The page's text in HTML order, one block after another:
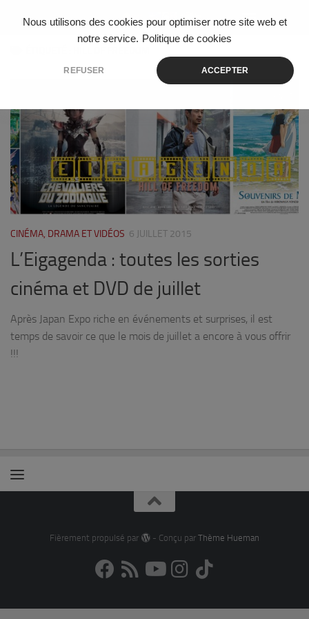
Nous utilisons des cookies pour optimiser notre site web et
notre service. Politique de cookies
REFUSER ACCEPTER
Skip to content
CINÉMA, DRAMA ET VIDÉOS 6 JUILLET 2015
L’Eigagenda : toutes les sorties
cinéma et DVD de juillet
Après Japan Expo riche en événements et surprises, il est
temps de savoir ce que le mois de juillet a encore à vous offrir
!!!
Fièrement propulsé par - Conçu par Thème Hueman